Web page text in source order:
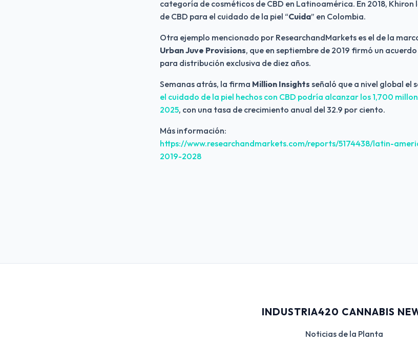
categoría de cosméticos de CBD en Latinoamérica. En 2018, Khiron
de CBD para el cuidado de la piel “Cuida” en Colombia.
Urban Juve Provisions, que en septiembre de 2019 firmó un
para distribución exclusiva de diez años.
Semanas atrás, la firma Million Insights señaló que a nivel global el
el cuidado de la piel hechos con CBD podría alcanzar los 1,700
2025, con una tasa de crecimiento anual del 32.9 por ciento.
Más información:
https://www.researchandmarkets.com/reports/5174438/latin-
2019-2028
INDUSTRIA420 CANNABIS
Noticias de la Planta